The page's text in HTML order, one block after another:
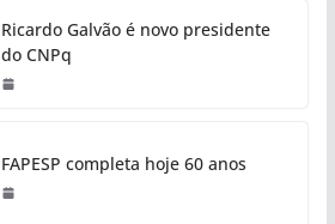
Ricardo Galvão é novo presidente
do CNPq
FAPESP completa hoje 60 anos